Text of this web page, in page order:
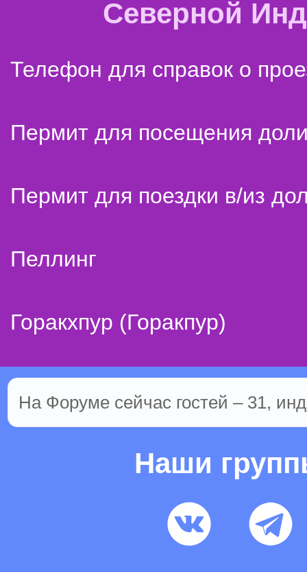
Северной
Телефон для справок о
Пермит для посещения
Пермит для поездки в/из
Пеллинг
Горакхпур (Горакпур)
На Форуме сейчас гостей – 31,
Наши